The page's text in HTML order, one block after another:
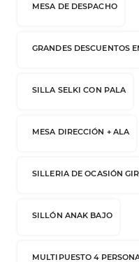
MESA DE DESPACHO
GRANDES DESCUENTOS
SILLA SELKI CON PALA
MESA DIRECCIÓN + ALA
SILLERIA DE OCASIÓN
SILLÓN ANAK BAJO
MULTIPUESTO 4